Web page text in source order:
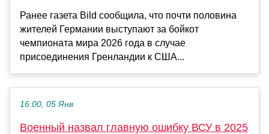
Ранее газета Bild сообщила, что почти половина
жителей Германии выступают за бойкот
чемпионата мира 2026 года в случае
присоединения Гренландии к США...
16:00, 05 Янв
Военный назвал главную ошибку ВСУ в 2025